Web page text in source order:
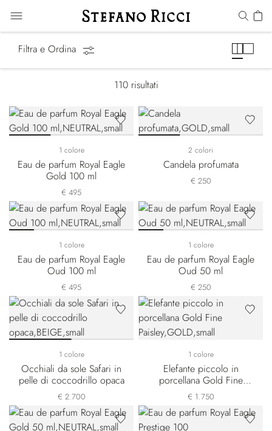
Filtra e Ordina
110 risultati
1 colore
Eau de parfum Royal Eagle
Gold 100 ml
€ 495
2 colori
Candela profumata
€ 250
1 colore
Eau de parfum Royal Eagle
Oud 100 ml
€ 495
1 colore
Eau de parfum Royal Eagle
Oud 50 ml
€ 250
1 colore
Occhiali da sole Safari in
pelle di coccodrillo opaca
€ 2.700
1 colore
Elefante piccolo in
porcellana Gold Fine
Paisley
€ 1.750